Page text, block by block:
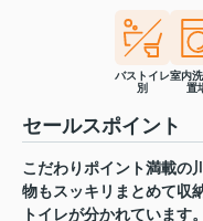
バストイレ
別
室内
置
セールスポイント
こだわりポイント満載の
物もスッキリまとめて収
トイレが分かれています